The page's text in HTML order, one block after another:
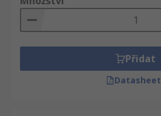
jejich používání stejně jako
opatření. My vám doručíme
počítače do druhého dne.
naše Jednodeskové počítače
nejvyšší kvality a
takže nám můžete plně
Přidat